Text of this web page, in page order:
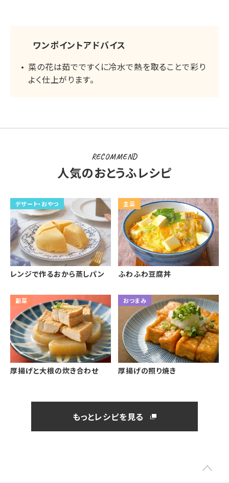
ワンポイントアドバイス
菜の花は茹でですくに冷水で熱を取ることで彩り
よく仕上がります。
RECOMMEND
人気のおとうふレシピ
デザート・おやつ
レンジで作るおから蒸しパン
主菜
ふわふわ豆腐丼
副菜
厚揚げと大根の炊き合わせ
おつまみ
厚揚げの照り焼き
もっとレシピを見る